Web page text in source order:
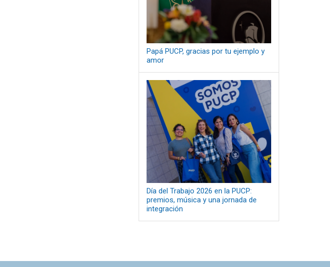
Papá PUCP, gracias por tu ejemplo y
amor
Día del Trabajo 2026 en la PUCP:
premios, música y una jornada de
integración